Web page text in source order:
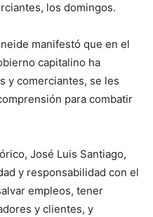
los domingos.
manifestó que en el
capitalino ha
y comerciantes, se les
para combatir
José Luis Santiago,
y responsabilidad con el
empleos, tener
y clientes, y